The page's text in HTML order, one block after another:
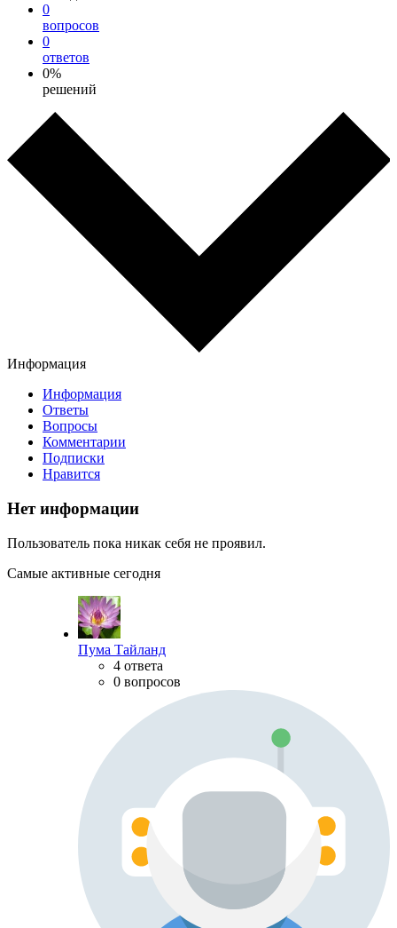
0
вопросов
0
ответов
0%
решений
Информация
Информация
Ответы
Вопросы
Комментарии
Подписки
Нравится
Нет информации
Пользователь пока никак себя не проявил.
Самые активные сегодня
Пума Тайланд
4 ответа
0 вопросов